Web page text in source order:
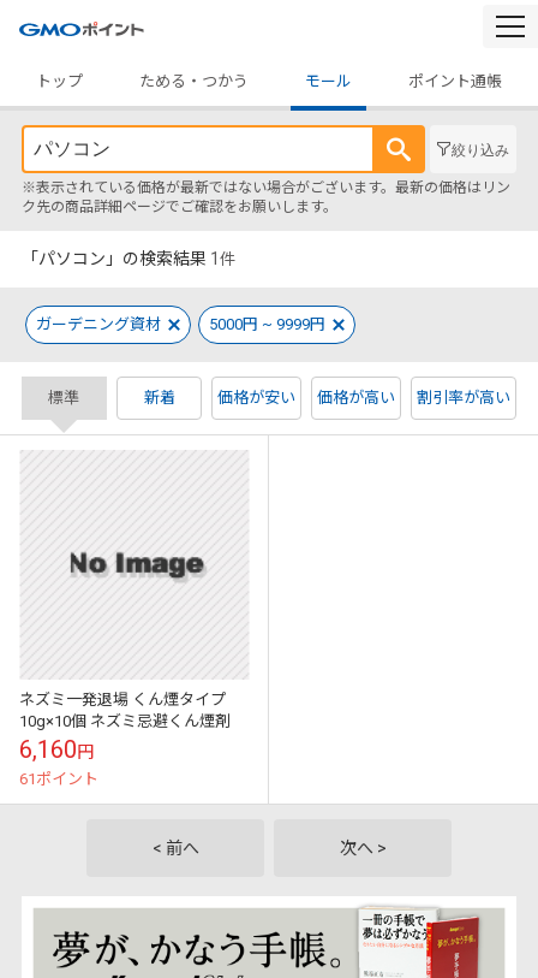
トップ
ためる・つかう モール ポイント通帳
絞り込み
※表示されている価格が最新ではない場合がございます。最新の価格はリン
ク先の商品詳細ページでご確認をお願いします。
「パソコン」の検索結果 1 件
ガーデニング資材 5000円 ~ 9999円
標準 新着 価格が安い 価格が高い 割引率が高い
ネズミ一発退場 くん煙タイプ
10g×10個 ネズミ忌避くん煙剤
6,160円
61ポイント
< 前へ 次へ >